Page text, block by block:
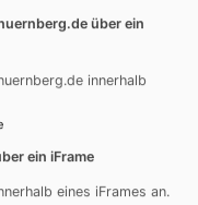
begleitet die
pädagogischem
Die Ausstellung
Studientagen in
auch an
über ein
innerhalb
ein iFrame
eines iFrames an.